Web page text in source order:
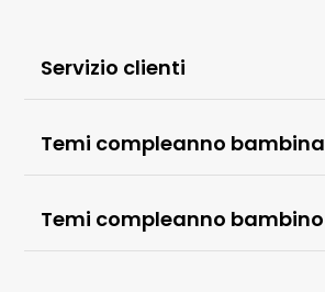
Servizio clienti
Temi compleanno bambina
Temi compleanno bambino